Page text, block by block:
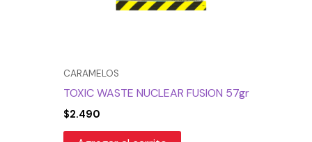
CARAMELOS
TOXIC WASTE NUCLEAR FUSION 57gr
$2.490